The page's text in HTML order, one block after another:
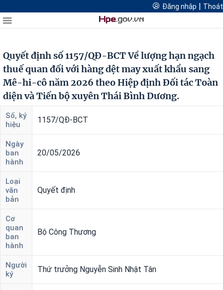
Cổng thông tin quản lý hoạt động thương mại điện tử thành
phố Hải Phòng
Thương mại điện tử Hải Phòng
Logistics Hải Phòng
Đăng nhập | Thoát
Đăng
Thoát
DIỄN
ĐÀN
Diễn
đàn
bật
Diễn
đàn
TIN
TỨC
-
Quyết định số 1157/QĐ-BCT Về lượng hạn ngạch
thuế quan đối với hàng dệt may xuất khẩu sang
Mê-hi-cô năm 2026 theo Hiệp định Đối tác Toàn
diện và Tiến bộ xuyên Thái Bình Dương.
Số, ký
hiệu
1157/QĐ-BCT
Ngày
ban
hành
20/05/2026
Loại
văn
bản
Quyết định
Cơ
quan
ban
hành
Bộ Công Thương
Người
ký
Thứ trưởng Nguyễn Sinh Nhật Tân